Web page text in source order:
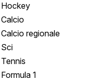
Hockey
Calcio
Calcio regionale
Sci
Tennis
Formula 1